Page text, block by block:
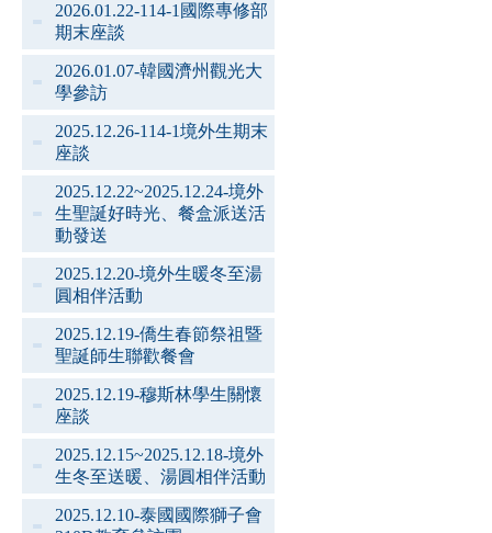
2026.01.22-114-1國際專修部
期末座談
2026.01.07-韓國濟州觀光大
學參訪
2025.12.26-114-1境外生期末
座談
2025.12.22~2025.12.24-境外
生聖誕好時光、餐盒派送活
動發送
2025.12.20-境外生暖冬至湯
圓相伴活動
2025.12.19-僑生春節祭祖暨
聖誕師生聯歡餐會
2025.12.19-穆斯林學生關懷
座談
2025.12.15~2025.12.18-境外
生冬至送暖、湯圓相伴活動
2025.12.10-泰國國際獅子會